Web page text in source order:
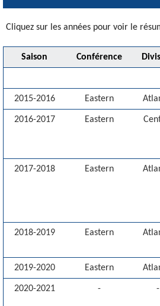
Cliquez sur les années pour voir le
Saison Conférence
2015-2016 Eastern
2016-2017 Eastern
2017-2018 Eastern
2018-2019 Eastern
2019-2020 Eastern
2020-2021 - -